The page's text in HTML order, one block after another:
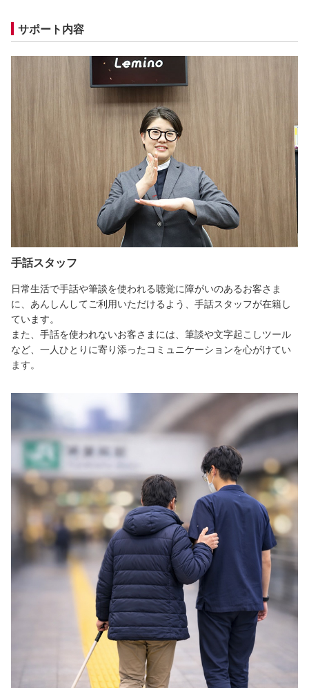
サポート内容
手話スタッフ
日常生活で手話や筆談を使われる聴覚に障がいのあるお客さま
に、あんしんしてご利用いただけるよう、手話スタッフが在籍し
ています。
また、手話を使われないお客さまには、筆談や文字起こしツール
など、一人ひとりに寄り添ったコミュニケーションを心がけてい
ます。